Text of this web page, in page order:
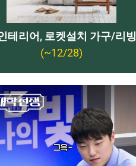
테리어, 로켓설치 가구/리빙
(~12/28)